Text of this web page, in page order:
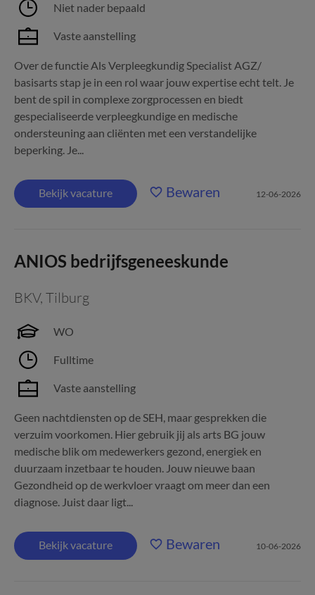
Niet nader bepaald
Vaste aanstelling
Over de functie Als Verpleegkundig Specialist AGZ/
basisarts stap je in een rol waar jouw expertise echt telt. Je
bent de spil in complexe zorgprocessen en biedt
gespecialiseerde verpleegkundige en medische
ondersteuning aan cliënten met een verstandelijke
beperking. Je...
Bekijk vacature Bewaren 12-06-2026
ANIOS bedrijfsgeneeskunde
BKV, Tilburg
WO
Fulltime
Vaste aanstelling
Geen nachtdiensten op de SEH, maar gesprekken die
verzuim voorkomen. Hier gebruik jij als arts BG jouw
medische blik om medewerkers gezond, energiek en
duurzaam inzetbaar te houden. Jouw nieuwe baan
Gezondheid op de werkvloer vraagt om meer dan een
diagnose. Juist daar ligt...
Bekijk vacature Bewaren 10-06-2026